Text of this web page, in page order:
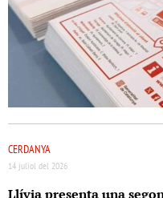
CERDANYA
14 juliol del 2026
Llívia presenta una